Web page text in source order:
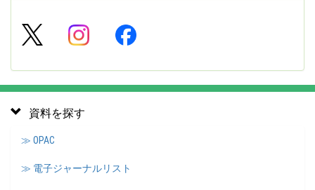
資料を探す
≫ OPAC
≫ 電子ジャーナルリスト